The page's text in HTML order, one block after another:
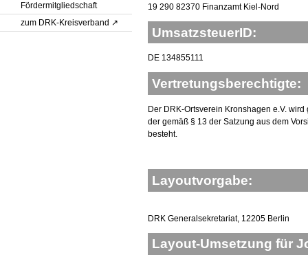
Fördermitgliedschaft
zum DRK-Kreisverband
19 290 82370 Finanzamt Kiel-Nord
UmsatzsteuerID:
DE 134855111
Vertretungsberechtigte:
Der DRK-Ortsverein Kronshagen e.V.
der gemäß § 13 der Satzung aus dem
besteht.
Layoutvorgabe:
DRK Generalsekretariat, 12205 Berlin
Layout-Umsetzung für